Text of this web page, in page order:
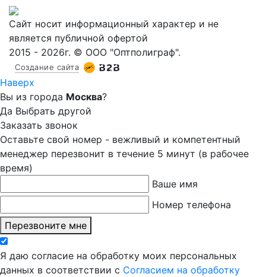
Сайт носит информационный характер и не
является публичной офертой
2015 - 2026г. © ООО "Оптполиграф".
Создание сайта
Наверх
Вы из города Москва?
Да Выбрать другой
Заказать звонок
Оставьте свой номер - вежливый и компетентный
менеджер перезвонит в течение 5 минут (в рабочее
время)
Ваше имя
Номер телефона
Перезвоните мне
Я даю согласие на обработку моих персональных
данных в соответствии с Согласием на обработку